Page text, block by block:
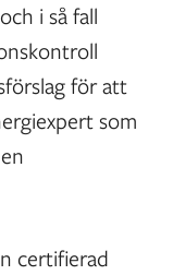
i så fall
för att
som
certifierad